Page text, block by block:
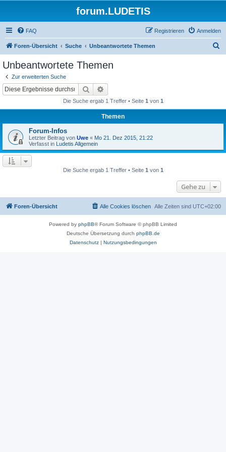
forum.LUDETIS
FAQ Anmelden
Registrieren
Foren-Übersicht Suche Unbeantwortete Themen
Unbeantwortete Themen
Zur erweiterten Suche
Suche
Die Suche ergab 1 Treffer • Seite 1 von 1
Themen
Forum-Infos
Letzter Beitrag von Uwe « Mo 21. Dez 2015, 21:22
Verfasst in Ludetis Allgemein
Die Suche ergab 1 Treffer • Seite 1 von 1
Gehe zu
Foren-Übersicht Alle Zeiten sind UTC+02:00
Alle Cookies löschen
Powered by phpBB® Forum Software © phpBB Limited
Deutsche Übersetzung durch phpBB.de
Datenschutz| Nutzungsbedingungen